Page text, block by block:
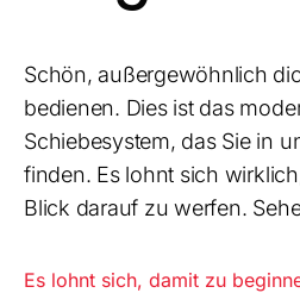
Schön, außergewöhnlich
bedienen. Dies ist das
Schiebesystem, das Sie in
finden. Es lohnt sich
Blick darauf zu werfen.
Es lohnt sich, damit zu